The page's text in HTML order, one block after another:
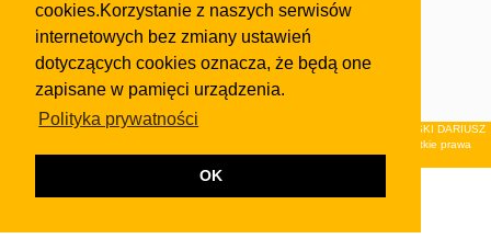
cookies.Korzystanie z naszych serwisów
internetowych bez zmiany ustawień
dotyczących cookies oznacza, że będą one
zapisane w pamięci urządzenia.
Polityka prywatności
OK
Skontaktuj się z nami
regulaminuiPolityki Prywatności.
Klauzula FB
© 2026Wydawnictwo NEON sp. z o.o. (dawniej: FIRMA NEON MAREK KLUCZEWSKI DARIUSZ
KRAWCZYK s.c.) z siedzibą w Olkuszu, ul.Żuradzka 15, 32-300 Olkusz . Wszystkie prawa